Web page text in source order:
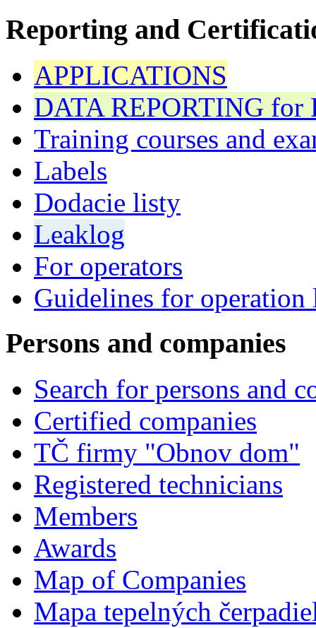
Reporting and
APPLICATIONS
DATA REPORTING for
Training courses and
Labels
Dodacie listy
Leaklog
For operators
Guidelines for operation
Persons and companies
Search for persons and
Certified companies
TČ firmy "Obnov dom"
Registered technicians
Members
Awards
Map of Companies
Mapa tepelných